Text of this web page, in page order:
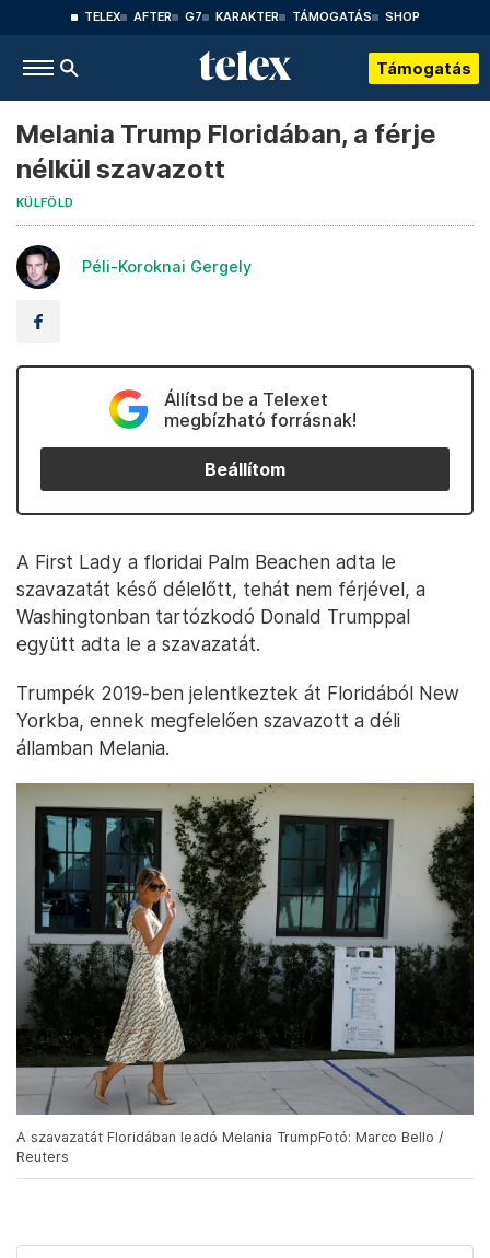
TELEX AFTER G7 KARAKTER TÁMOGATÁS SHOP
Támogatás
Melania Trump Floridában, a férje
nélkül szavazott
KÜLFÖLD
Péli-Koroknai Gergely
Állítsd be a Telexet
megbízható forrásnak!
Beállítom
A First Lady a floridai Palm Beachen adta le
szavazatát késő délelőtt, tehát nem férjével, a
Washingtonban tartózkodó Donald Trumppal
együtt adta le a szavazatát.
Trumpék 2019-ben jelentkeztek át Floridából New
Yorkba, ennek megfelelően szavazott a déli
államban Melania.
A szavazatát Floridában leadó Melania TrumpFotó: Marco Bello /
Reuters